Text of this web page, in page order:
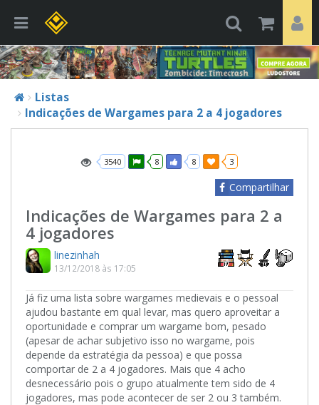
Listas
Indicações de Wargames para 2 a 4 jogadores
3540 8 8 3
Compartilhar
Indicações de Wargames para 2 a
4 jogadores
linezinhah
13/12/2018 às 17:05
Já fiz uma lista sobre wargames medievais e o pessoal
ajudou bastante em qual levar, mas quero aproveitar a
oportunidade e comprar um wargame bom, pesado
(apesar de achar subjetivo isso no wargame, pois
depende da estratégia da pessoa) e que possa
comportar de 2 a 4 jogadores. Mais que 4 acho
desnecessário pois o grupo atualmente tem sido de 4
jogadores, mas pode acontecer de ser 2 ou 3 também.